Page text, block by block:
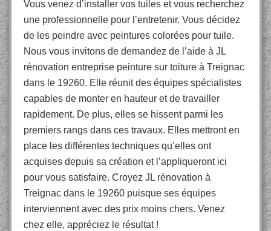
Vous venez d’installer vos tuiles et vous recherchez
une professionnelle pour l’entretenir. Vous décidez
de les peindre avec peintures colorées pour tuile.
Nous vous invitons de demandez de l’aide à JL
rénovation entreprise peinture sur toiture à Treignac
dans le 19260. Elle réunit des équipes spécialistes
capables de monter en hauteur et de travailler
rapidement. De plus, elles se hissent parmi les
premiers rangs dans ces travaux. Elles mettront en
place les différentes techniques qu’elles ont
acquises depuis sa création et l’appliqueront ici
pour vous satisfaire. Croyez JL rénovation à
Treignac dans le 19260 puisque ses équipes
interviennent avec des prix moins chers. Venez
chez elle, appréciez le résultat !